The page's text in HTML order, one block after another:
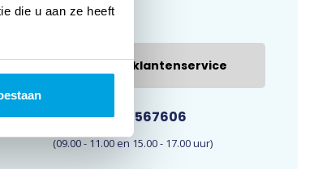
die u aan ze heeft
uur beantwoord.
E-mail onze klantenservice
033-4567606
(09.00 - 11.00 en 15.00 - 17.00 uur)